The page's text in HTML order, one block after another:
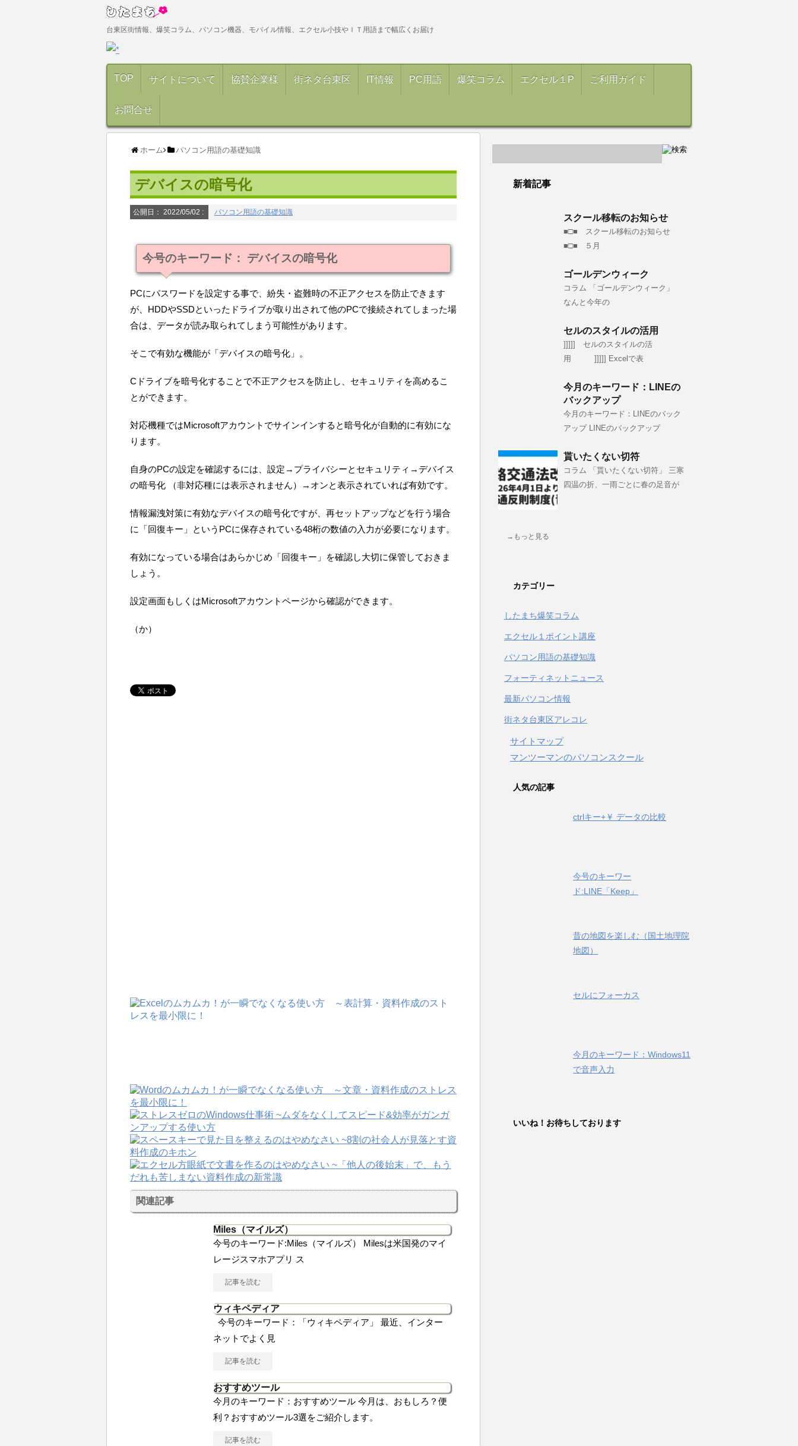
台東区街情報、爆笑コラム、パソコン機器、モバイル情報、エクセル小技やＩＴ用語まで幅広くお届け
TOP サイトについて 協賛企業様 街ネタ台東区 IT情報 PC用語 爆笑コラム エクセル１P ご利用ガイド
お問合せ
ホーム パソコン用語の基礎知識
デバイスの暗号化
公開日： 2022/05/02 : パソコン用語の基礎知識
今号のキーワード： デバイスの暗号化
PCにパスワードを設定する事で、紛失・盗難時の不正アクセスを防止できます
が、HDDやSSDといったドライブが取り出されて他のPCで接続されてしまった場
合は、データが読み取られてしまう可能性があります。
そこで有効な機能が「デバイスの暗号化」。
Cドライブを暗号化することで不正アクセスを防止し、セキュリティを高めるこ
とができます。
対応機種ではMicrosoftアカウントでサインインすると暗号化が自動的に有効にな
ります。
自身のPCの設定を確認するには、設定→プライバシーとセキュリティ→デバイス
の暗号化 （非対応種には表示されません）→オンと表示されていれば有効です。
情報漏洩対策に有効なデバイスの暗号化ですが、再セットアップなどを行う場合
に「回復キー」というPCに保存されている48桁の数値の入力が必要になります。
有効になっている場合はあらかじめ「回復キー」を確認し大切に保管しておきま
しょう。
設定画面もしくはMicrosoftアカウントページから確認ができます。
（か）
関連記事
Miles（マイルズ）
今号のキーワード:Miles（マイルズ） Milesは米国発のマイ
レージスマホアプリ ス
記事を読む
ウィキペディア
今号のキーワード：「ウィキペディア」 最近、インター
ネットでよく見
記事を読む
おすすめツール
今月のキーワード：おすすめツール 今月は、おもしろ？便
利？おすすめツール3選をご紹介します。
記事を読む
新着記事
スクール移転のお知らせ
■□■ スクール移転のお知らせ
■□■ ５月
ゴールデンウィーク
コラム 「ゴールデンウィーク」
なんと今年の
セルのスタイルの活用
]]]]] セルのスタイルの活
用 ]]]]] Excelで表
今月のキーワード：LINEの
バックアップ
今月のキーワード：LINEのバック
アップ LINEのバックアップ
貰いたくない切符
コラム 「貰いたくない切符」 三寒
四温の折、一雨ごとに春の足音が
→もっと見る
カテゴリー
したまち爆笑コラム
エクセル１ポイント講座
パソコン用語の基礎知識
フォーティネットニュース
最新パソコン情報
街ネタ台東区アレコレ
サイトマップ
マンツーマンのパソコンスクール
人気の記事
ctrlキー+￥ データの比較
今号のキーワー
ド:LINE「Keep」
昔の地図を楽しむ（国土地理院
地図）
セルにフォーカス
今月のキーワード：Windows11
で音声入力
いいね！お待ちしております